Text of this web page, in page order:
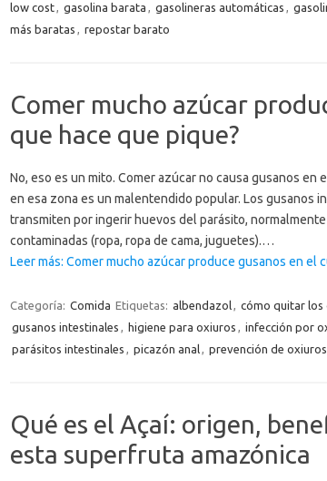
low cost, gasolina barata , gasolineras automáticas ,
más baratas , repostar barato
Comer mucho azúcar
que hace que pique?
No, eso es un mito. Comer azúcar no causa gusanos en
en esa zona es un malentendido popular. Los gusanos
transmiten por ingerir huevos del parásito,
contaminadas (ropa, ropa de cama, juguetes).…
Leer más: Comer mucho azúcar produce gusanos en el
Categoría: Comida Etiquetas: albendazol, cómo quitar los
gusanos intestinales , higiene para oxiuros , infección por
parásitos intestinales , picazón anal, prevención de oxiuros
Qué es el Açaí: origen,
esta superfruta amazónica